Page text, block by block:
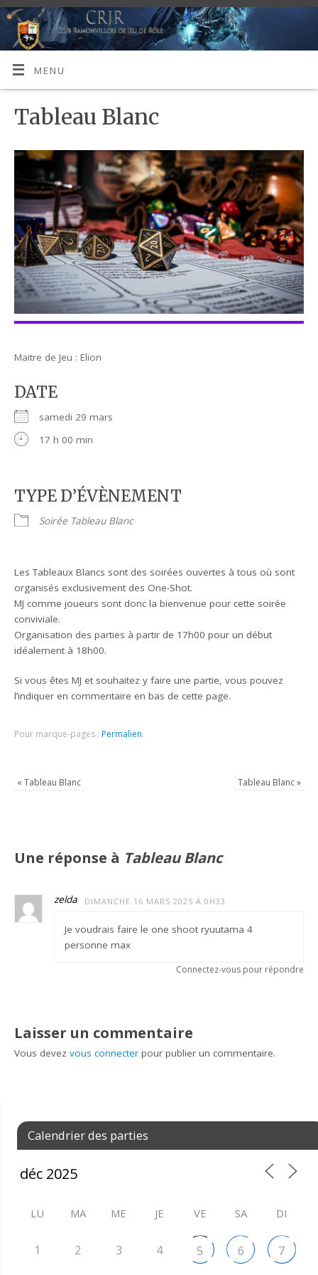
MENU
Tableau Blanc
Maitre de Jeu : Elion
DATE
samedi 29 mars
17 h 00 min
TYPE D’ÉVÈNEMENT
Soirée Tableau Blanc
Les Tableaux Blancs sont des soirées ouvertes à tous où sont
organisés exclusivement des One-Shot.
MJ comme joueurs sont donc la bienvenue pour cette soirée
conviviale.
Organisation des parties à partir de 17h00 pour un début
idéalement à 18h00.
Si vous êtes MJ et souhaitez y faire une partie, vous pouvez
l’indiquer en commentaire en bas de cette page.
Pour marque-pages : Permalien.
« Tableau Blanc Tableau Blanc»
Une réponse à Tableau Blanc
zelda DIMANCHE 16 MARS 2025 À 0H33
Je voudrais faire le one shoot ryuutama 4
personne max
Connectez-vous pour répondre
Laisser un commentaire
Vous devezvous connecter pour publier un commentaire.
Calendrier des parties
LU MA ME JE VE SA DI
1 2 3 4 5 6 7